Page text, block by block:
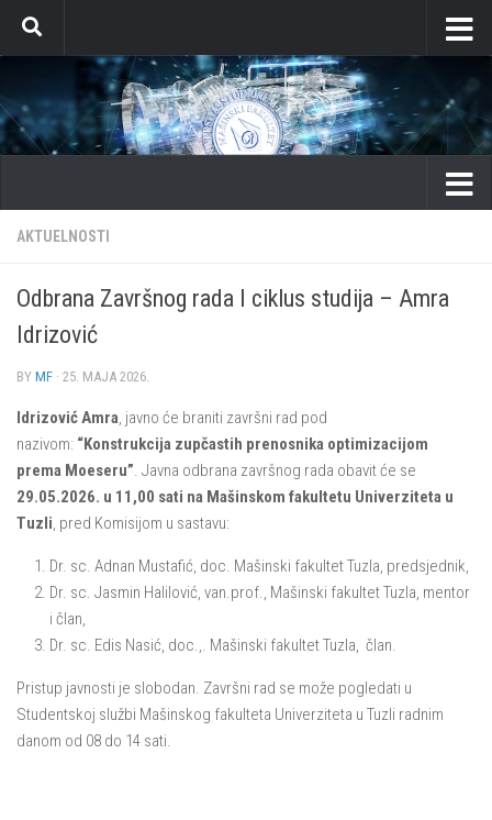
Skip to content
AKTUELNOSTI
Odbrana Završnog rada I ciklus studija – Amra
Idrizović
BY MF · 25. MAJA 2026.
Idrizović Amra, javno će braniti završni rad pod
nazivom: “Konstrukcija zupčastih prenosnika optimizacijom
prema Moeseru”. Javna odbrana završnog rada obavit će se
29.05.2026. u 11,00 sati na Mašinskom fakultetu Univerziteta u
Tuzli, pred Komisijom u sastavu:
Dr. sc. Adnan Mustafić, doc. Mašinski fakultet Tuzla, predsjednik,
Dr. sc. Jasmin Halilović, van.prof., Mašinski fakultet Tuzla, mentor
i član,
Dr. sc. Edis Nasić, doc.,. Mašinski fakultet Tuzla, član.
Pristup javnosti je slobodan. Završni rad se može pogledati u
Studentskoj službi Mašinskog fakulteta Univerziteta u Tuzli radnim
danom od 08 do 14 sati.